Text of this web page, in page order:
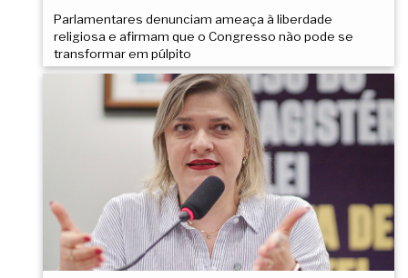
Parlamentares denunciam ameaça à liberdade
religiosa e afirmam que o Congresso não pode se
transformar em púlpito